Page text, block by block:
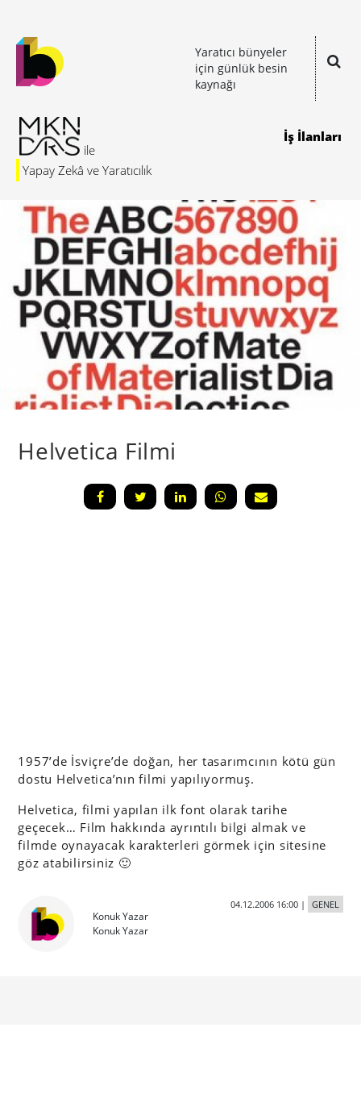
Yaratıcı bünyeler
için günlük besin
kaynağı
Yapay Zekâ ve Yaratıcılık
İş İlanları
Helvetica Filmi
1957’de İsviçre’de doğan, her tasarımcının kötü gün
dostu Helvetica’nın filmi yapılıyormuş.
Helvetica, filmi yapılan ilk font olarak tarihe
geçecek… Film hakkında ayrıntılı bilgi almak ve
filmde oynayacak karakterleri görmek için sitesine
göz atabilirsiniz 🙂
Konuk Yazar
Konuk Yazar
04.12.2006 16:00| GENEL